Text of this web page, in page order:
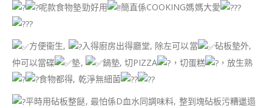
呢款食物墊勁好用
簡直係COOKING媽媽大愛
方便衞生, 入得廚房出得廳堂, 除左可以當
砧板墊外,
仲可以當碟
墊, 鍋墊, 切PIZZA ，切蛋糕
，放生熟
食物都得, 乾淨無細菌
平時用砧板整餸, 最怕係D血水同調味料, 整到塊砧板污糟邋遢